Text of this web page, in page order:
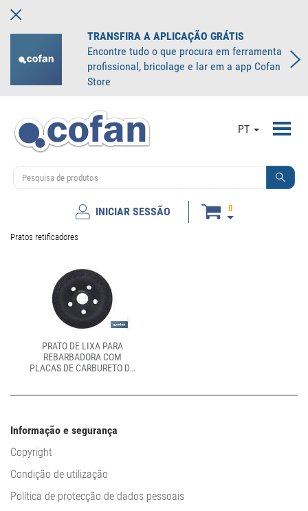
TRANSFIRA A APLICAÇÃO GRÁTIS
Encontre tudo o que procura em ferramenta
profissional, bricolage e lar em a app Cofan
Store
PT
INICIAR SESSÃO 0
Pratos retificadores
PRATO DE LIXA PARA
REBARBADORA COM
PLACAS DE CARBURETO DE
Informação e segurança
Copyright
Condição de utilização
Política de protecção de dados pessoais